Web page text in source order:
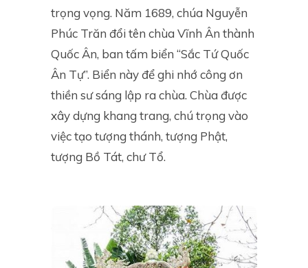
trọng vọng. Năm 1689, chúa Nguyễn
Phúc Trăn đổi tên chùa Vĩnh Ân thành
Quốc Ân, ban tấm biển “Sắc Tứ Quốc
Ân Tự”. Biển này để ghi nhớ công ơn
thiền sư sáng lập ra chùa. Chùa được
xây dựng khang trang, chú trọng vào
việc tạo tượng thánh, tượng Phật,
tượng Bồ Tát, chư Tổ.